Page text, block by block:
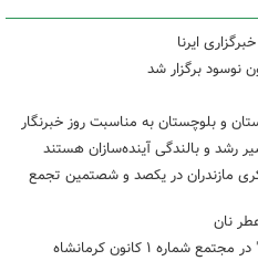
ایرنا
نوسود برگزار شد
و بلوچستان به مناسبت روز خبرنگار
رشد و بالندگی آینده‌سازان هستند
مازندران در یکصد و شصتمین تجمع
نان
۱ کانون کرمانشاه